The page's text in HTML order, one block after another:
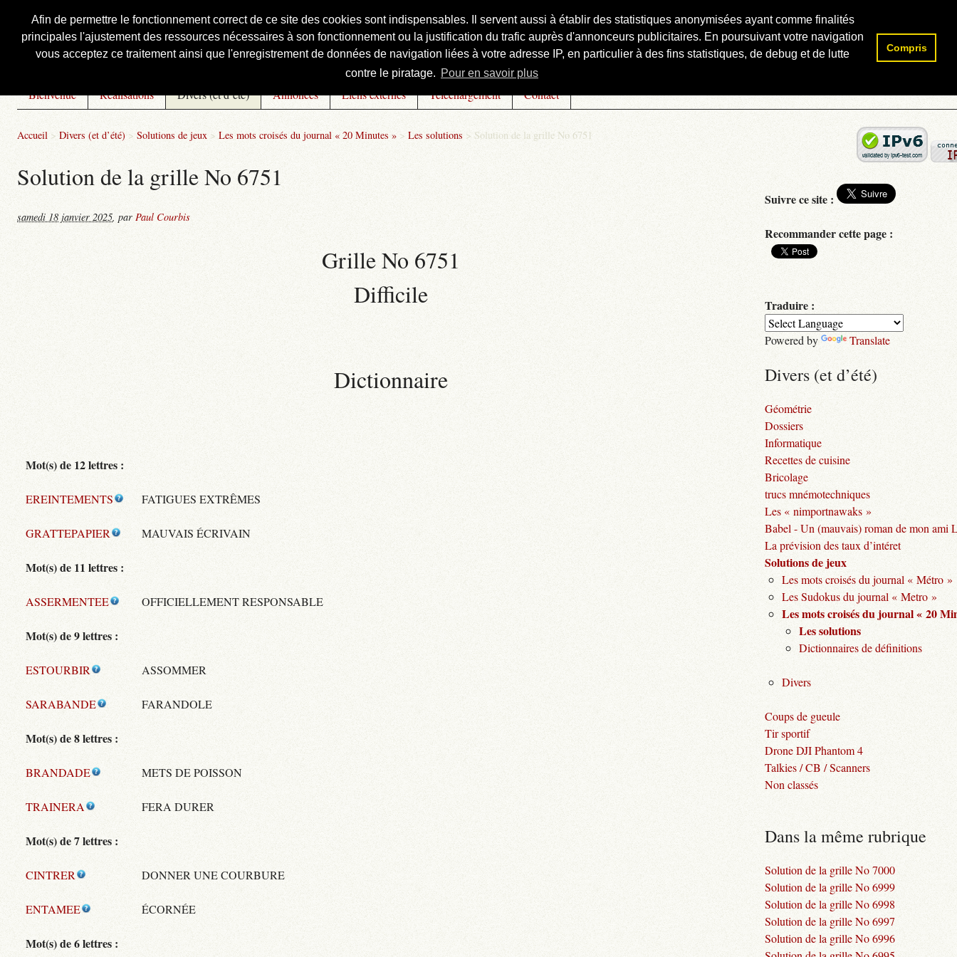
Afin de permettre le fonctionnement correct de ce site des cookies sont indispensables. Il servent aussi à établir des statistiques anonymisées ayant comme finalités
principales l'ajustement des ressources nécessaires à son fonctionnement ou la justification du trafic auprès d'annonceurs publicitaires. En poursuivant votre navigation
vous acceptez ce traitement ainsi que l'enregistrement de données de navigation liées à votre adresse IP, en particulier à des fins statistiques, de debug et de lutte
contre le piratage. Pour en savoir plus
Compris
Courbis, « LE » Blog Officiel
Bienvenue Réalisations Divers (et d’été) Annonces Liens externes Téléchargement Contact
Accueil > Divers (et d’été) > Solutions de jeux > Les mots croisés du journal « 20 Minutes » > Les solutions > Solution de la grille No 6751
Solution de la grille No 6751
samedi 18 janvier 2025, par Paul Courbis
Grille No 6751
Difficile
Dictionnaire
Mot(s) de 12 lettres :
EREINTEMENTS FATIGUES EXTRÊMES
GRATTEPAPIER MAUVAIS ÉCRIVAIN
Mot(s) de 11 lettres :
ASSERMENTEE OFFICIELLEMENT RESPONSABLE
Mot(s) de 9 lettres :
ESTOURBIR ASSOMMER
SARABANDE FARANDOLE
Mot(s) de 8 lettres :
BRANDADE METS DE POISSON
TRAINERA FERA DURER
Mot(s) de 7 lettres :
CINTRER DONNER UNE COURBURE
ENTAMEE ÉCORNÉE
Mot(s) de 6 lettres :
Rechercher :
Suivre ce site :
Recommander cette page :
Traduire :
Powered by Translate
Divers (et d’été)
Géométrie
Dossiers
Informatique
Recettes de cuisine
Bricolage
trucs mnémotechniques
Les « nimportnawaks »
Babel - Un (mauvais) roman de mon ami
La prévision des taux d’intéret
Solutions de jeux
Les mots croisés du journal « Métro »
Les Sudokus du journal « Metro »
Les mots croisés du journal « 20
Les solutions
Dictionnaires de définitions
Divers
Coups de gueule
Tir sportif
Drone DJI Phantom 4
Talkies / CB / Scanners
Non classés
Dans la même rubrique
Solution de la grille No 7000
Solution de la grille No 6999
Solution de la grille No 6998
Solution de la grille No 6997
Solution de la grille No 6996